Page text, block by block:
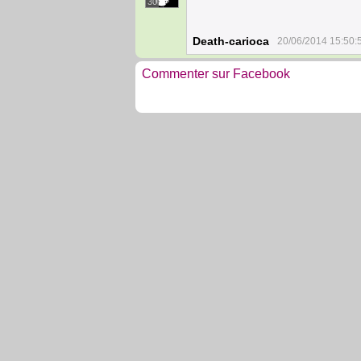
Death-carioca 20/06/2014
Commenter sur Facebook